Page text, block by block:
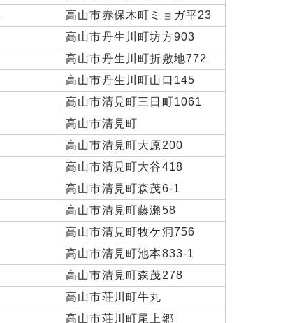
高山市赤保木町ミョガ平23
高山市丹生川町坊方903
高山市丹生川町折敷地772
高山市丹生川町山口145
高山市清見町三日町1061
高山市清見町
高山市清見町大原200
高山市清見町大谷418
高山市清見町森茂6-1
高山市清見町藤瀬58
高山市清見町牧ケ洞756
高山市清見町池本833-1
高山市清見町森茂278
高山市荘川町牛丸
高山市荘川町尾上郷